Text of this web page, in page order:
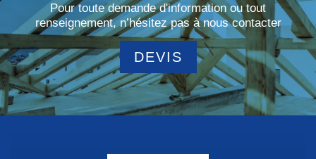
Pour toute demande d'information ou tout
renseignement, n’hésitez pas à nous contacter
DEVIS